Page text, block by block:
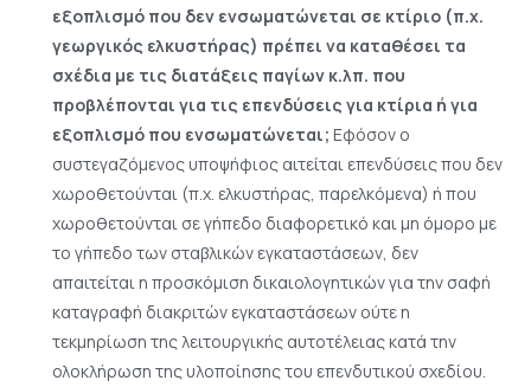
εξοπλισμό που δεν ενσωματώνεται σε κτίριο (π.χ.
γεωργικός ελκυστήρας) πρέπει να καταθέσει τα
σχέδια με τις διατάξεις παγίων κ.λπ. που
προβλέπονται για τις επενδύσεις για κτίρια ή για
εξοπλισμό που ενσωματώνεται; Εφόσον ο
συστεγαζόμενος υποψήφιος αιτείται επενδύσεις που δεν
χωροθετούνται (π.χ. ελκυστήρας, παρελκόμενα) ή που
χωροθετούνται σε γήπεδο διαφορετικό και μη όμορο με
το γήπεδο των σταβλικών εγκαταστάσεων, δεν
απαιτείται η προσκόμιση δικαιολογητικών για την σαφή
καταγραφή διακριτών εγκαταστάσεων ούτε η
τεκμηρίωση της λειτουργικής αυτοτέλειας κατά την
ολοκλήρωση της υλοποίησης του επενδυτικού σχεδίου.